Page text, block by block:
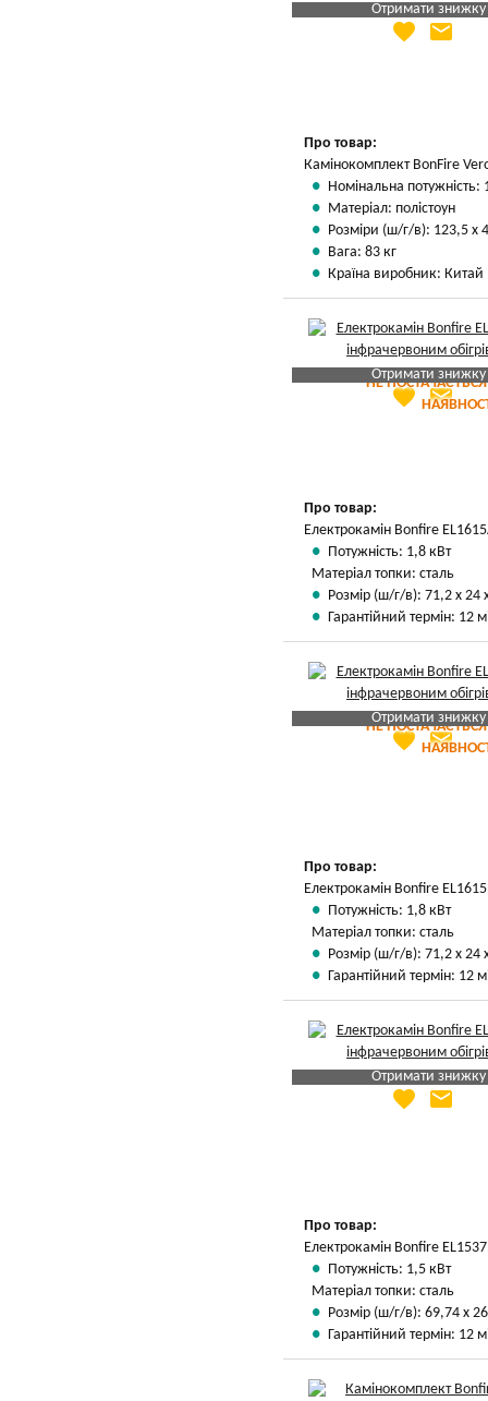
Отримати знижку
Яка Ваша ціна
favorite email
Про товар:
Камінокомплект BonFire
Номінальна потужність:
Матеріал: полістоун
Розміри (ш/г/в): 123,5 х
Вага: 83 кг
Країна виробник: Китай
НЕ
Отримати знижку
Яка Ваша ціна?
favorite email
Про товар:
Електрокамін Bonfire
Потужність: 1,8 кВт
Матеріал топки: сталь
Розмір (ш/г/в): 71,2 х 24
Гарантійний термін: 12
НЕ
Отримати знижку
Яка Ваша ціна?
favorite email
Про товар:
Електрокамін Bonfire
Потужність: 1,8 кВт
Матеріал топки: сталь
Розмір (ш/г/в): 71,2 х 24
Гарантійний термін: 12
Отримати знижку
Яка Ваша ціна
favorite email
Про товар:
Електрокамін Bonfire
Потужність: 1,5 кВт
Матеріал топки: сталь
Розмір (ш/г/в): 69,74 х
Гарантійний термін: 12